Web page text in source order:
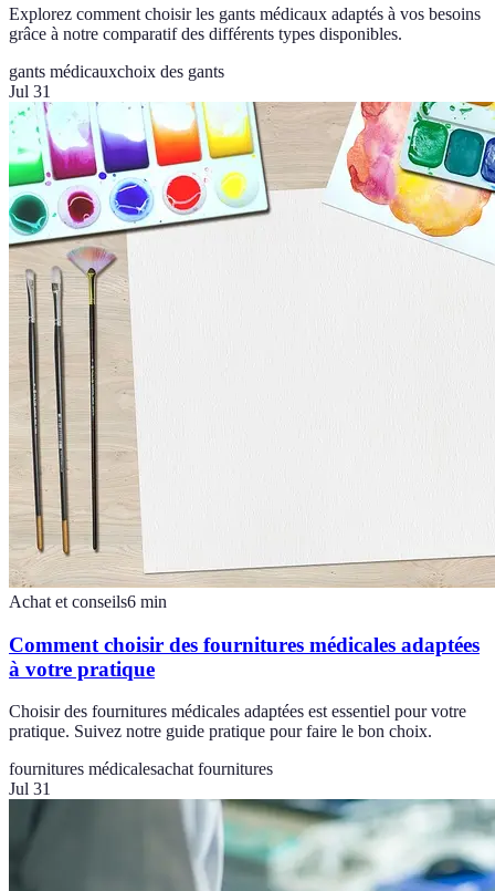
Explorez comment choisir les gants médicaux adaptés à vos besoins
grâce à notre comparatif des différents types disponibles.
gants médicauxchoix des gants
Jul 31
Achat et conseils6 min
Comment choisir des fournitures médicales adaptées
à votre pratique
Choisir des fournitures médicales adaptées est essentiel pour votre
pratique. Suivez notre guide pratique pour faire le bon choix.
fournitures médicalesachat fournitures
Jul 31